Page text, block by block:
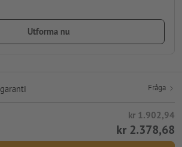
Utforma nu
Fråga
kr 1.902,94
kr 2.378,68